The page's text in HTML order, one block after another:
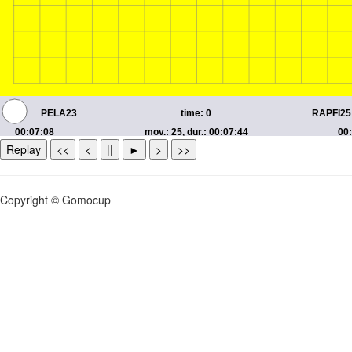
Replay << < || ► > >>
Copyright © Gomocup